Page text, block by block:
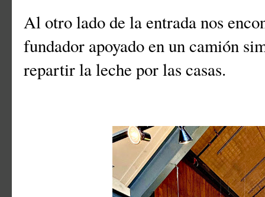
Al otro lado de la entrada nos
fundador apoyado en un camión
repartir la leche por las casas.